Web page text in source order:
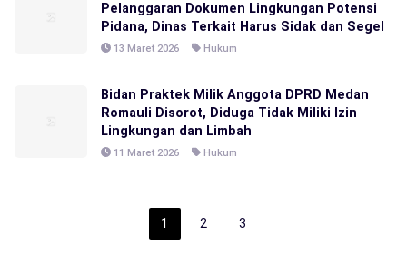
Pelanggaran Dokumen Lingkungan Potensi
Pidana, Dinas Terkait Harus Sidak dan Segel
13 Maret 2026 Hukum
Bidan Praktek Milik Anggota DPRD Medan
Romauli Disorot, Diduga Tidak Miliki Izin
Lingkungan dan Limbah
11 Maret 2026 Hukum
1 2 3